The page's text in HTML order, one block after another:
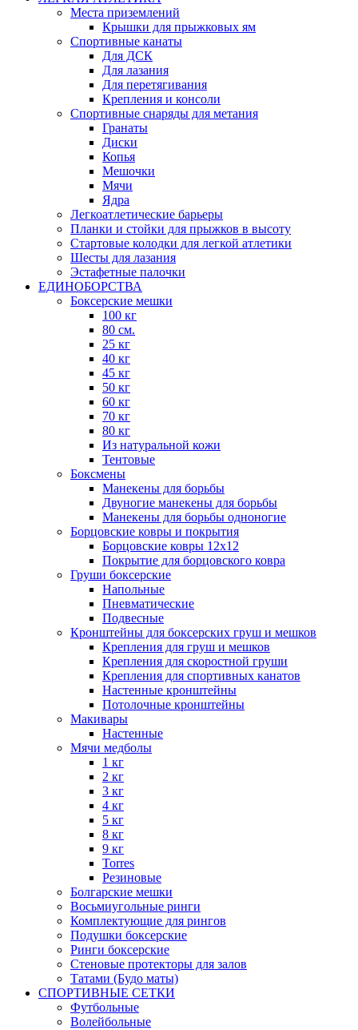
Места приземлений
Крышки для прыжковых ям
Спортивные канаты
Для ДСК
Для лазания
Для перетягивания
Крепления и консоли
Спортивные снаряды для метания
Гранаты
Диски
Копья
Мешочки
Мячи
Ядра
Легкоатлетические барьеры
Планки и стойки для прыжков в высоту
Стартовые колодки для легкой атлетики
Шесты для лазания
Эстафетные палочки
ЕДИНОБОРСТВА
Боксерские мешки
100 кг
80 см.
25 кг
40 кг
45 кг
50 кг
60 кг
70 кг
80 кг
Из натуральной кожи
Тентовые
Боксмены
Манекены для борьбы
Двуногие манекены для борьбы
Манекены для борьбы одноногие
Борцовские ковры и покрытия
Борцовские ковры 12х12
Покрытие для борцовского ковра
Груши боксерские
Напольные
Пневматические
Подвесные
Кронштейны для боксерских груш и мешков
Крепления для груш и мешков
Крепления для скоростной груши
Крепления для спортивных канатов
Настенные кронштейны
Потолочные кронштейны
Макивары
Настенные
Мячи медболы
1 кг
2 кг
3 кг
4 кг
5 кг
8 кг
9 кг
Torres
Резиновые
Болгарские мешки
Восьмиугольные ринги
Комплектующие для рингов
Подушки боксерские
Ринги боксерские
Стеновые протекторы для залов
Татами (Будо маты)
СПОРТИВНЫЕ СЕТКИ
Футбольные
Волейбольные